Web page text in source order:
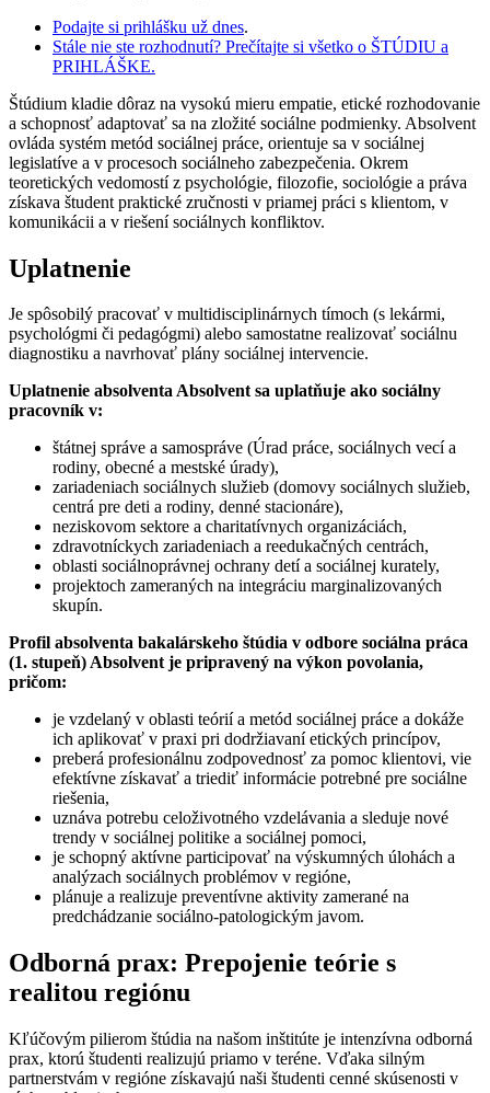
Podajte si prihlášku už dnes.
Stále nie ste rozhodnutí? Prečítajte si všetko o ŠTÚDIU a
PRIHLÁŠKE.
Štúdium kladie dôraz na vysokú mieru empatie, etické rozhodovanie
a schopnosť adaptovať sa na zložité sociálne podmienky. Absolvent
ovláda systém metód sociálnej práce, orientuje sa v sociálnej
legislatíve a v procesoch sociálneho zabezpečenia. Okrem
teoretických vedomostí z psychológie, filozofie, sociológie a práva
získava študent praktické zručnosti v priamej práci s klientom, v
komunikácii a v riešení sociálnych konfliktov.
Uplatnenie
Je spôsobilý pracovať v multidisciplinárnych tímoch (s lekármi,
psychológmi či pedagógmi) alebo samostatne realizovať sociálnu
diagnostiku a navrhovať plány sociálnej intervencie.
Uplatnenie absolventa Absolvent sa uplatňuje ako sociálny
pracovník v:
štátnej správe a samospráve (Úrad práce, sociálnych vecí a
rodiny, obecné a mestské úrady),
zariadeniach sociálnych služieb (domovy sociálnych služieb,
centrá pre deti a rodiny, denné stacionáre),
neziskovom sektore a charitatívnych organizáciách,
zdravotníckych zariadeniach a reedukačných centrách,
oblasti sociálnoprávnej ochrany detí a sociálnej kurately,
projektoch zameraných na integráciu marginalizovaných
skupín.
Profil absolventa bakalárskeho štúdia v odbore sociálna práca
(1. stupeň) Absolvent je pripravený na výkon povolania,
pričom:
je vzdelaný v oblasti teórií a metód sociálnej práce a dokáže
ich aplikovať v praxi pri dodržiavaní etických princípov,
preberá profesionálnu zodpovednosť za pomoc klientovi, vie
efektívne získavať a triediť informácie potrebné pre sociálne
riešenia,
uznáva potrebu celoživotného vzdelávania a sleduje nové
trendy v sociálnej politike a sociálnej pomoci,
je schopný aktívne participovať na výskumných úlohách a
analýzach sociálnych problémov v regióne,
plánuje a realizuje preventívne aktivity zamerané na
predchádzanie sociálno-patologickým javom.
Odborná prax: Prepojenie teórie s
realitou regiónu
Kľúčovým pilierom štúdia na našom inštitúte je intenzívna odborná
prax, ktorú študenti realizujú priamo v teréne. Vďaka silným
partnerstvám v regióne získavajú naši študenti cenné skúsenosti v